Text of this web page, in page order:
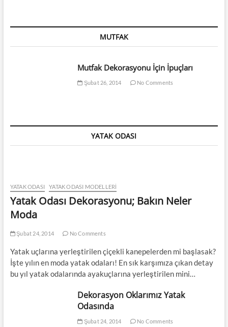
MUTFAK
Mutfak Dekorasyonu İçin İpuçları
Şubat 26, 2014 No Comments
YATAK ODASI
YATAK ODASI YATAK ODASI MODELLERI
Yatak Odası Dekorasyonu; Bakın Neler
Moda
Şubat 24, 2014 No Comments
Yatak uçlarına yerleştirilen çiçekli kanepelerden mi başlasak?
İşte yılın en moda yatak odaları! En sık karşımıza çıkan detay
bu yıl yatak odalarında ayakuçlarına yerleştirilen mini…
Dekorasyon Oklarımız Yatak
Odasında
Şubat 24, 2014 No Comments